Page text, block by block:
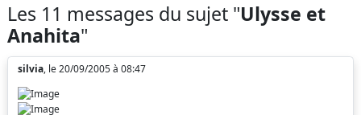
Les 11 messages du sujet "Ulysse et
Anahita"
silvia, le 20/09/2005 à 08:47